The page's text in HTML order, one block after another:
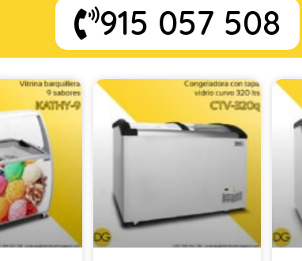
915 057 508